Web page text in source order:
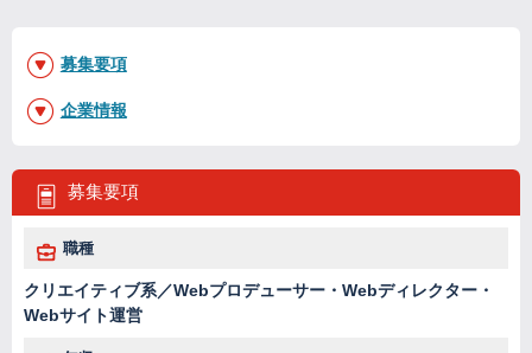
募集要項
職種
クリエイティブ系／Webプロデューサー・Webディレクター・
Webサイト運営
募集要項
企業情報